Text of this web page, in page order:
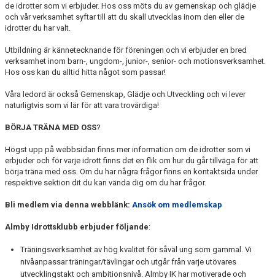
FÖRENINGEN
MEDLEMSSERVICE
KONTAKT
KLUBBSTUGAN
BILDGALLERI
de idrotter som vi erbjuder. Hos oss möts du av gemenskap och glädje
och vår verksamhet syftar till att du skall utvecklas inom den eller de
idrotter du har valt.
Utbildning är kännetecknande för föreningen och vi erbjuder en bred
verksamhet inom barn-, ungdom-, junior-, senior- och motionsverksamhet.
Hos oss kan du alltid hitta något som passar!
Våra ledord är också Gemenskap, Glädje och Utveckling och vi lever
naturligtvis som vi lär för att vara trovärdiga!
BÖRJA TRÄNA MED OSS?
Högst upp på webbsidan finns mer information om de idrotter som vi
erbjuder och för varje idrott finns det en flik om hur du går tillväga för att
börja träna med oss. Om du har några frågor finns en kontaktsida under
respektive sektion dit du kan vända dig om du har frågor.
Bli medlem via denna webblänk: Ansök om medlemskap
Almby Idrottsklubb erbjuder följande:
Träningsverksamhet av hög kvalitet för såväl ung som gammal. Vi
nivåanpassar träningar/tävlingar och utgår från varje utövares
utvecklingstakt och ambitionsnivå. Almby IK har motiverade och